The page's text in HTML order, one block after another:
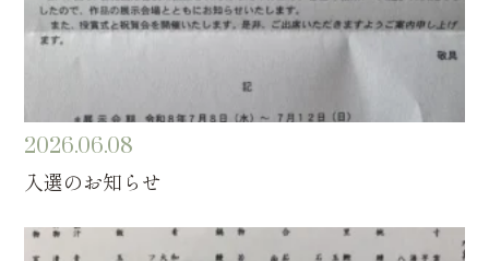
2026.06.08
入選のお知らせ